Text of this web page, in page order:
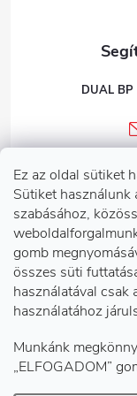
Ez az oldal sütiket
Sütiket használunk
szabásához,
gomb
összes süti
használatával csak
használatához
Munkánk
„ELFOGADOM”
Információk
Telephelyeink
Facebook
DUAL